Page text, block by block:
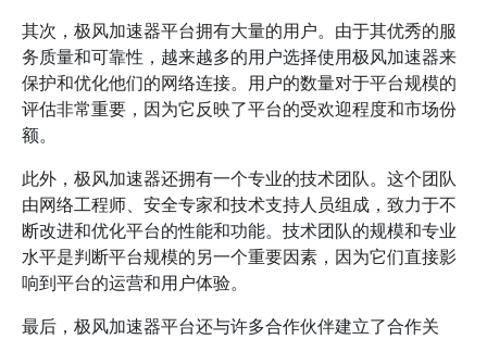
其次，极风加速器平台拥有大量的用户。由于其优秀的服
务质量和可靠性，越来越多的用户选择使用极风加速器来
保护和优化他们的网络连接。用户的数量对于平台规模的
评估非常重要，因为它反映了平台的受欢迎程度和市场份
额。
此外，极风加速器还拥有一个专业的技术团队。这个团队
由网络工程师、安全专家和技术支持人员组成，致力于不
断改进和优化平台的性能和功能。技术团队的规模和专业
水平是判断平台规模的另一个重要因素，因为它们直接影
响到平台的运营和用户体验。
最后，极风加速器平台还与许多合作伙伴建立了合作关